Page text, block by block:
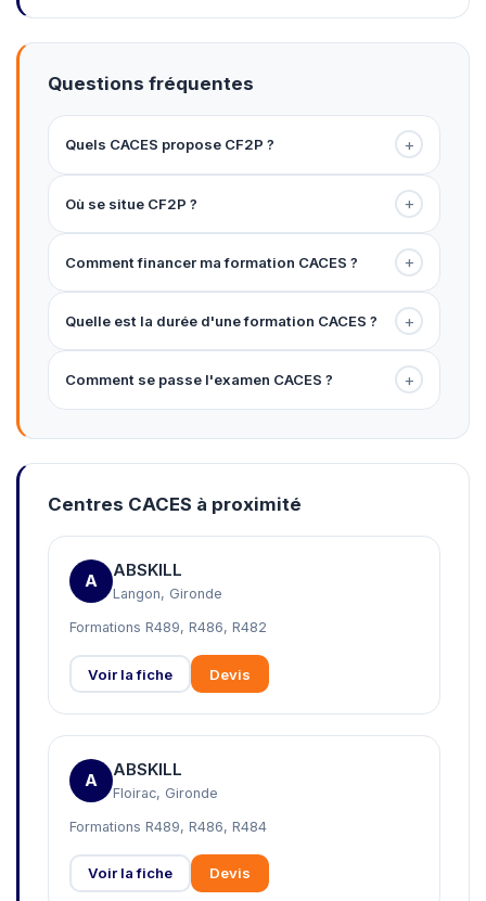
Questions fréquentes
Quels CACES propose CF2P ? +
Où se situe CF2P ? +
Comment financer ma formation CACES ? +
Quelle est la durée d'une formation CACES ? +
Comment se passe l'examen CACES ? +
Centres CACES à proximité
A
ABSKILL
Langon, Gironde
Formations R489, R486, R482
Voir la fiche Devis
A
ABSKILL
Floirac, Gironde
Formations R489, R486, R484
Voir la fiche Devis